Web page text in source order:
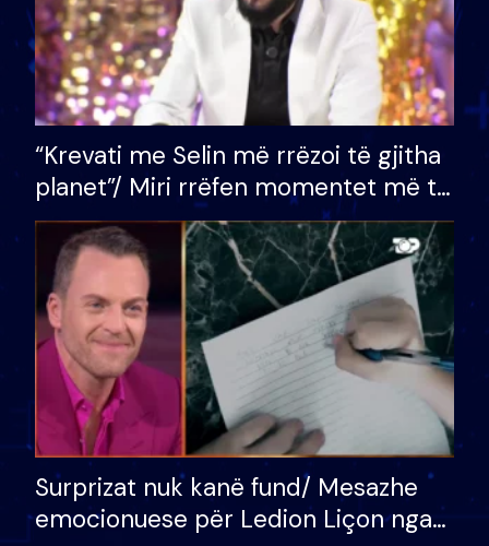
“Krevati me Selin më rrëzoi të gjitha
planet”/ Miri rrëfen momentet më të
bukura në shtëpinë e BB VIP: Do më
mungojë zilja e mëngjesit kur…
Surprizat nuk kanë fund/ Mesazhe
emocionuese për Ledion Liçon nga